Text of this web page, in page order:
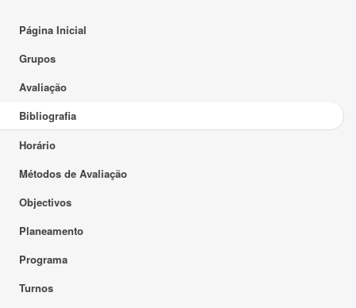
Página Inicial
Grupos
Avaliação
Bibliografia
Horário
Métodos de Avaliação
Objectivos
Planeamento
Programa
Turnos